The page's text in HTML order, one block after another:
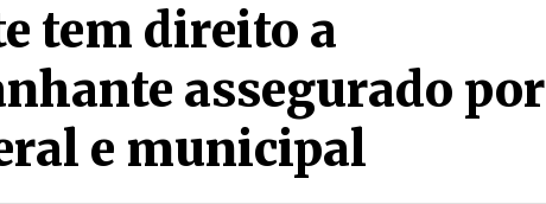
tem direito a
assegurado por
e municipal